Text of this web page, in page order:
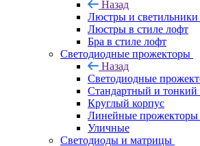
Назад
Люстры и светильники
Люстры в стиле лофт
Бра в стиле лофт
Светодиодные прожекторы
Назад
Светодиодные
Стандартный и тонкий
Круглый корпус
Линейные прожекторы
Уличные
Светодиоды и матрицы